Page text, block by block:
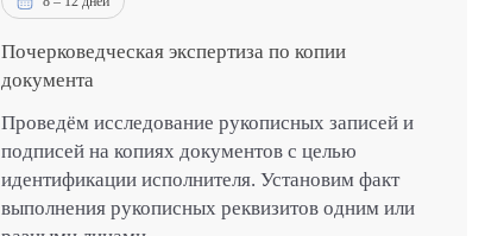
Почерковедческая экспертиза по копии
документа
Проведём исследование рукописных записей и
подписей на копиях документов с целью
идентификации исполнителя. Установим факт
выполнения рукописных реквизитов одним или